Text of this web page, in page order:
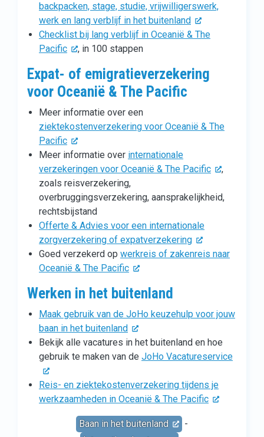
backpacken, stage, studie, vrijwilligerswerk,
werk en lang verblijf in het buitenland
Checklist bij lang verblijf in Oceanië & The
Pacific
, in 100 stappen
Expat- of emigratieverzekering
voor Oceanië & The Pacific
Meer informatie over een
ziektekostenverzekering voor Oceanië & The
Pacific
Meer informatie over internationale
verzekeringen voor Oceanië & The Pacific
,
zoals reisverzekering,
overbruggingsverzekering, aansprakelijkheid,
rechtsbijstand
Offerte & Advies voor een internationale
zorgverzekering of expatverzekering
Goed verzekerd op werkreis of zakenreis naar
Oceanië & The Pacific
Werken in het buitenland
Maak gebruik van de JoHo keuzehulp voor jouw
baan in het buitenland
Bekijk alle vacatures in het buitenland en hoe
gebruik te maken van de JoHo Vacatureservice
Reis- en ziektekostenverzekering tijdens je
werkzaamheden in Oceanië & The Pacific
Baan in het buitenland
-